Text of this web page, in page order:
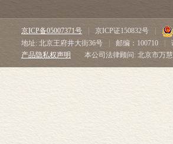
京ICP备05007371号 京ICP证150832号
地址: 北京王府井大街36号
邮编：100710
产品隐私权声明
本公司法律顾问: 北京市万